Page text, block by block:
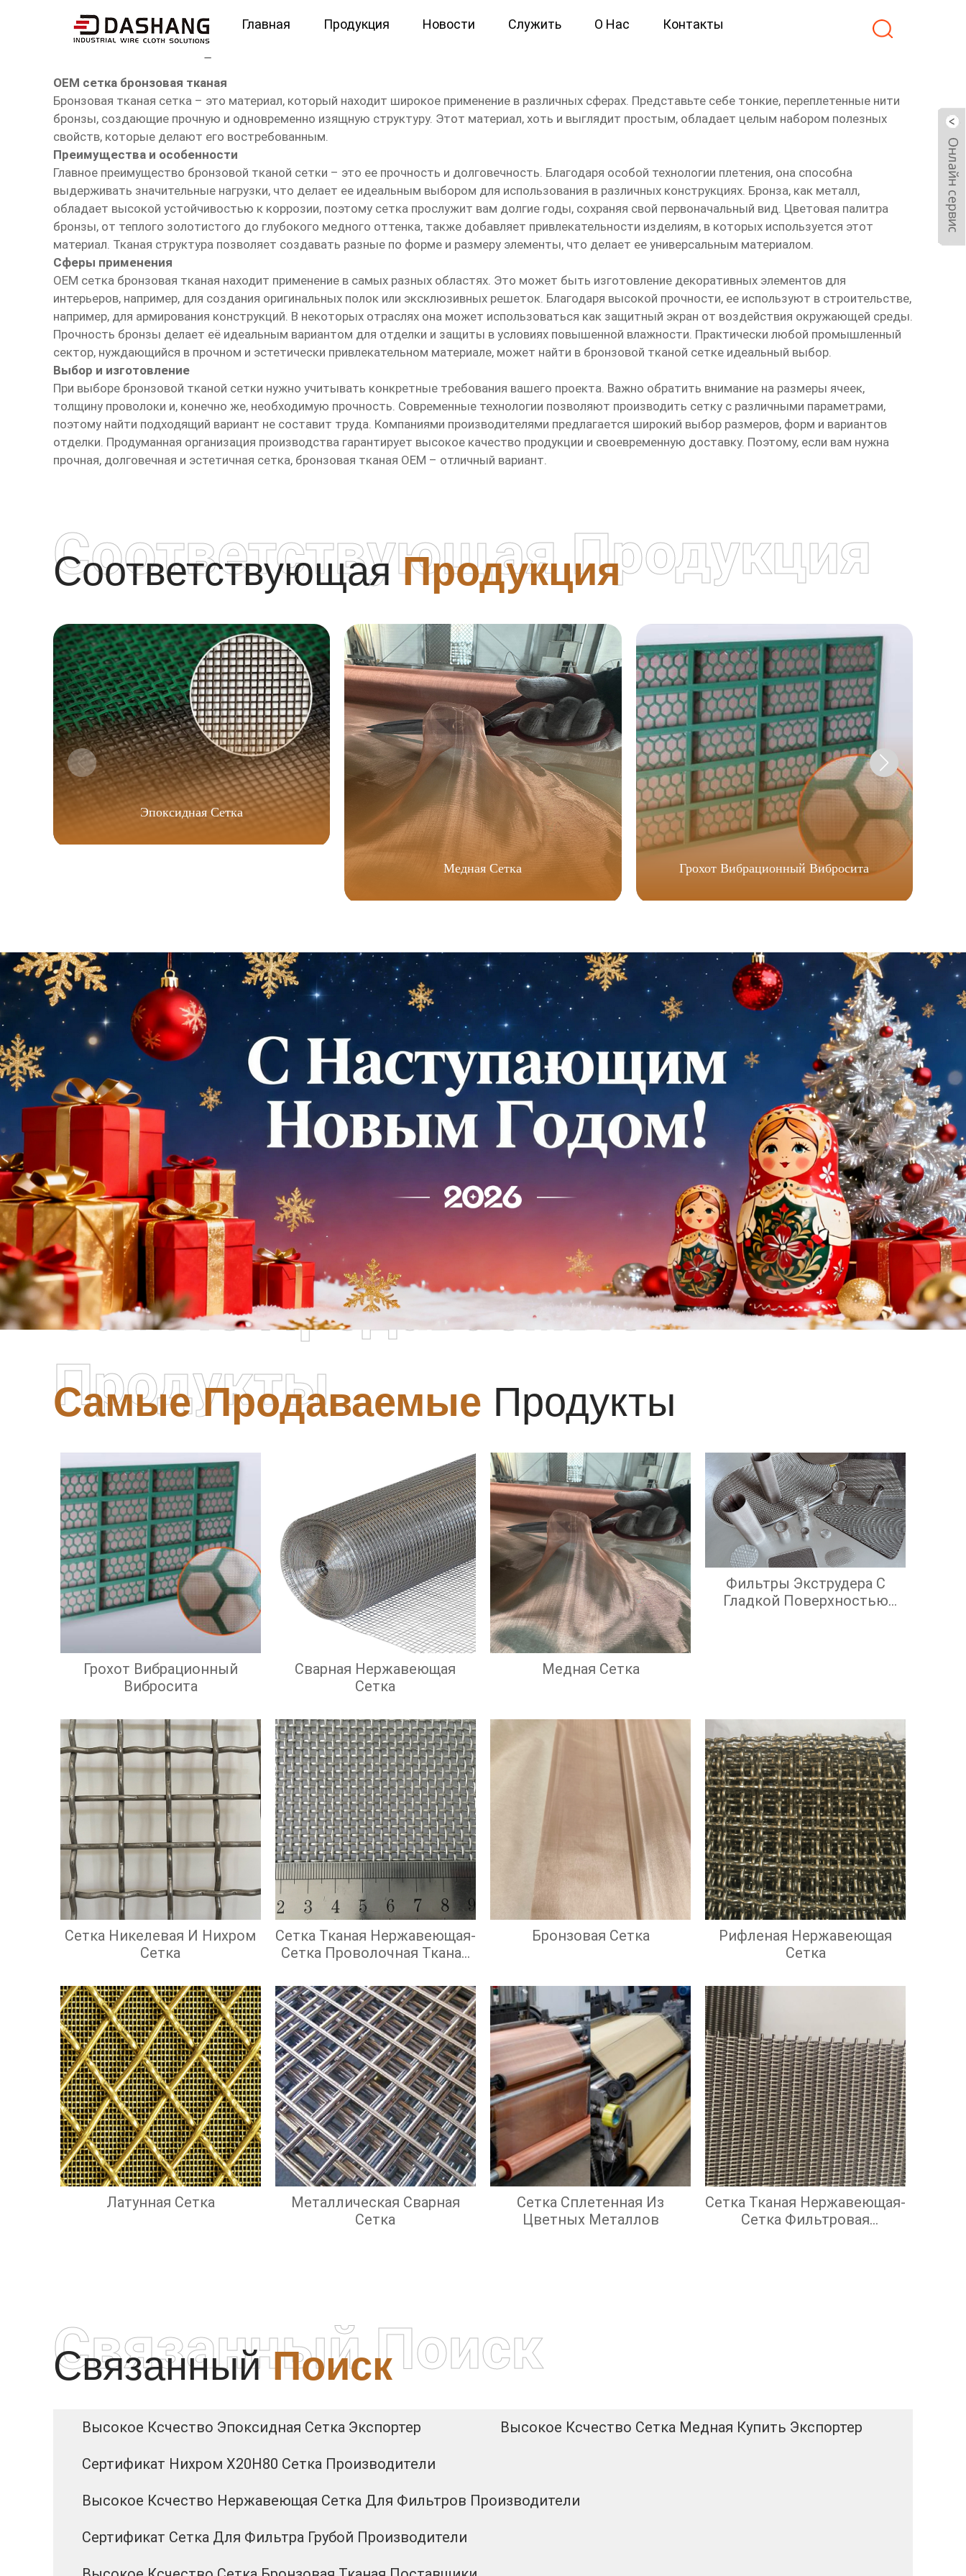
Главная Продукция Новости Служить О Нас Контакты
OEM сетка бронзовая тканая
OEM сетка бронзовая тканая
Бронзовая тканая сетка – это материал, который находит широкое применение в различных сферах. Представьте себе тонкие, переплетенные нити
бронзы, создающие прочную и одновременно изящную структуру. Этот материал, хоть и выглядит простым, обладает целым набором полезных
свойств, которые делают его востребованным.
Преимущества и особенности
Главное преимущество бронзовой тканой сетки – это ее прочность и долговечность. Благодаря особой технологии плетения, она способна
выдерживать значительные нагрузки, что делает ее идеальным выбором для использования в различных конструкциях. Бронза, как металл,
обладает высокой устойчивостью к коррозии, поэтому сетка прослужит вам долгие годы, сохраняя свой первоначальный вид. Цветовая палитра
бронзы, от теплого золотистого до глубокого медного оттенка, также добавляет привлекательности изделиям, в которых используется этот
материал. Тканая структура позволяет создавать разные по форме и размеру элементы, что делает ее универсальным материалом.
Сферы применения
OEM сетка бронзовая тканая находит применение в самых разных областях. Это может быть изготовление декоративных элементов для
интерьеров, например, для создания оригинальных полок или эксклюзивных решеток. Благодаря высокой прочности, ее используют в строительстве,
например, для армирования конструкций. В некоторых отраслях она может использоваться как защитный экран от воздействия окружающей среды.
Прочность бронзы делает её идеальным вариантом для отделки и защиты в условиях повышенной влажности. Практически любой промышленный
сектор, нуждающийся в прочном и эстетически привлекательном материале, может найти в бронзовой тканой сетке идеальный выбор.
Выбор и изготовление
При выборе бронзовой тканой сетки нужно учитывать конкретные требования вашего проекта. Важно обратить внимание на размеры ячеек,
толщину проволоки и, конечно же, необходимую прочность. Современные технологии позволяют производить сетку с различными параметрами,
поэтому найти подходящий вариант не составит труда. Компаниями производителями предлагается широкий выбор размеров, форм и вариантов
отделки. Продуманная организация производства гарантирует высокое качество продукции и своевременную доставку. Поэтому, если вам нужна
прочная, долговечная и эстетичная сетка, бронзовая тканая OEM – отличный вариант.
СоответствующаяПродукция
Соответствующая Продукция
Эпоксидная Сетка
Медная Сетка Грохот Вибрационный Вибросита
Самые Продаваемые Продукты
Самые Продаваемые
Продукты
Грохот Вибрационный
Вибросита
Сварная Нержавеющая
Сетка
Медная Сетка
Фильтры Экструдера С
Гладкой Поверхностью
Сетка Никелевая И Нихром
Сетка
Сетка Тканая Нержавеющая-
Сетка Проволочная Тканая
Бронзовая Сетка
Рифленая Нержавеющая
Сетка
Латунная Сетка
Металлическая Сварная
Сетка
Сетка Сплетенная Из
Цветных Металлов
Сетка Тканая Нержавеющая-
Сетка Фильтровая
СвязанныйПоиск
Связанный Поиск
Высокое Ксчество Эпоксидная Сетка Экспортер Высокое Ксчество Сетка Медная Купить Экспортер
Сертификат Нихром Х20Н80 Сетка Производители
Высокое Ксчество Нержавеющая Сетка Для Фильтров Производители
Сертификат Сетка Для Фильтра Грубой Производители